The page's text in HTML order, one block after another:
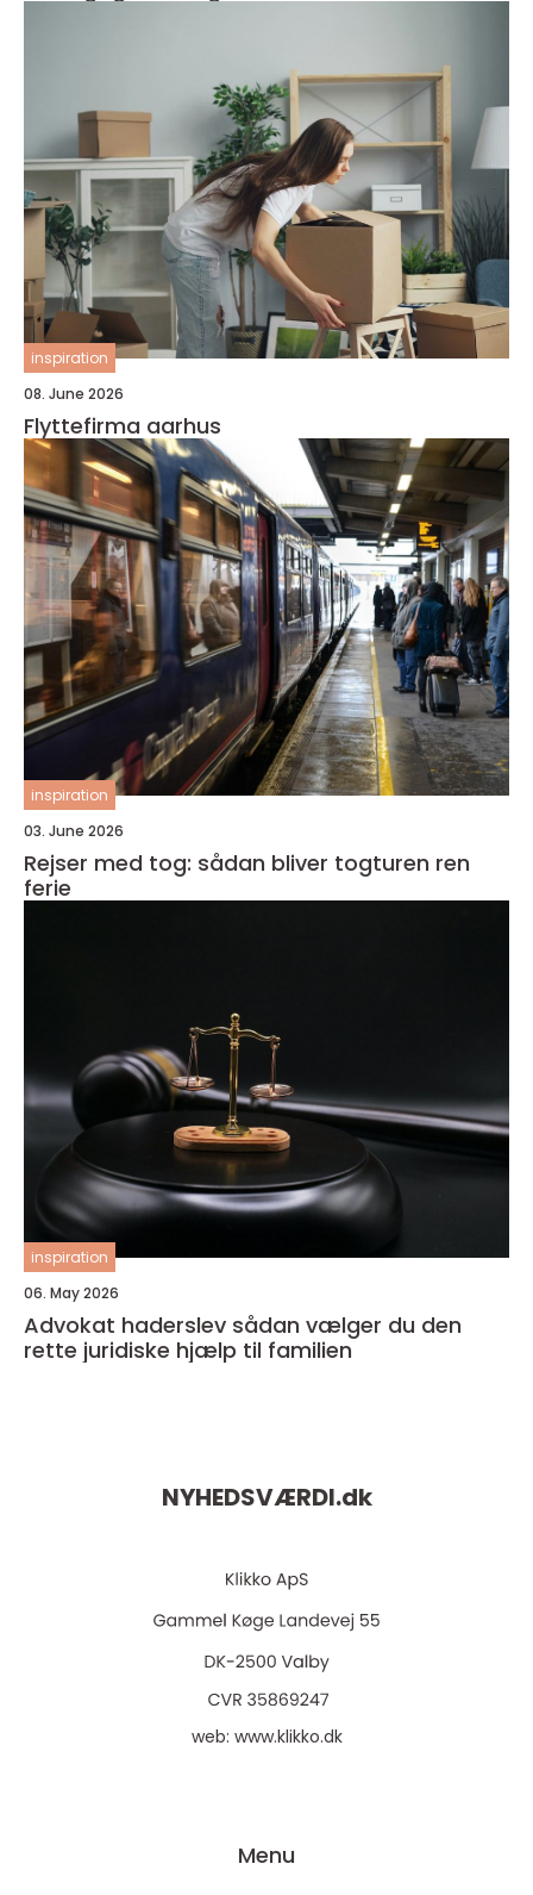
inspiration
08. June 2026
Flyttefirma aarhus
inspiration
03. June 2026
Rejser med tog: sådan bliver togturen ren
ferie
inspiration
06. May 2026
Advokat haderslev sådan vælger du den
rette juridiske hjælp til familien
NYHEDSVÆRDI.dk
web: www.klikko.dk
Menu